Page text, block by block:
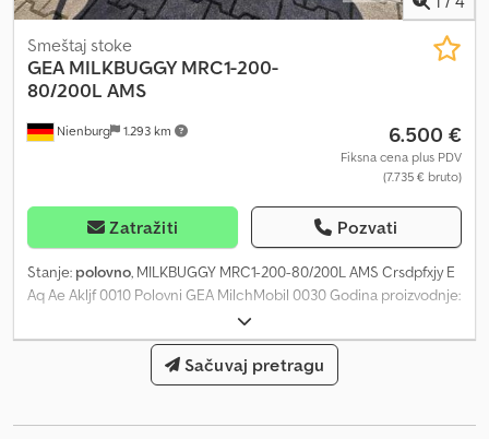
Nienburg 1.293 km
Smeštaj stoke
GEA MILKBUGGY MRC1-200-
80/200L AMS
6.500 €
Fiksna cena plus PDV
(7.735 € bruto)
Zatražiti Pozvati
Stanje: polovno, MILKBUGGY MRC1-200-80/200L AMS Crsdpfxjy E
Aq Ae Akljf 0010 Polovni GEA MilchMobil 0030 Godina proizvodnje:
2022 0070 Polovni GEA Milch Buggy 200 l 0080 Snaga grejanja 8
KW, 400V 0090 Set baterija 0100 Električni pogon "za vuču" 0110
Sistem za čišćenje 0120 Dvostepeni mešač 0130 Higijenski paket
Sačuvaj pretragu